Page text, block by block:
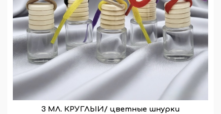
3 МЛ. КРУГЛЫЙ/ цветные шнурки